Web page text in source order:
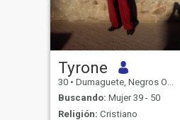
Tyrone
30 • Dumaguete, Negros Oriental, Filipinas
Buscando: Mujer 39 - 50
Religión: Cristiano